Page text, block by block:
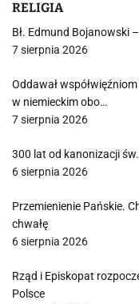
RELIGIA
Bł. Edmund Bojanowski
7 sierpnia 2026
Oddawał
w niemieckim obo…
7 sierpnia 2026
300 lat od kanonizacji
6 sierpnia 2026
Przemienienie Pańskie.
chwałę
6 sierpnia 2026
Rząd i Episkopat
Polsce